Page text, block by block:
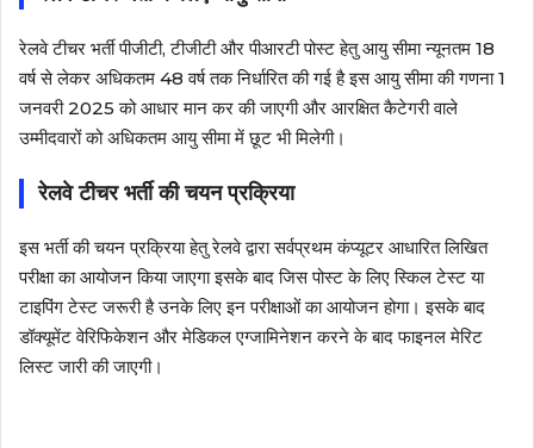
रेलवे टीचर भर्ती पीजीटी, टीजीटी और पीआरटी पोस्ट हेतु आयु सीमा न्यूनतम 18
वर्ष से लेकर अधिकतम 48 वर्ष तक निर्धारित की गई है इस आयु सीमा की गणना 1
जनवरी 2025 को आधार मान कर की जाएगी और आरक्षित कैटेगरी वाले
उम्मीदवारों को अधिकतम आयु सीमा में छूट भी मिलेगी।
रेलवे टीचर भर्ती की चयन प्रक्रिया
इस भर्ती की चयन प्रक्रिया हेतु रेलवे द्वारा सर्वप्रथम कंप्यूटर आधारित लिखित
परीक्षा का आयोजन किया जाएगा इसके बाद जिस पोस्ट के लिए स्किल टेस्ट या
टाइपिंग टेस्ट जरूरी है उनके लिए इन परीक्षाओं का आयोजन होगा। इसके बाद
डॉक्यूमेंट वेरिफिकेशन और मेडिकल एग्जामिनेशन करने के बाद फाइनल मेरिट
लिस्ट जारी की जाएगी।